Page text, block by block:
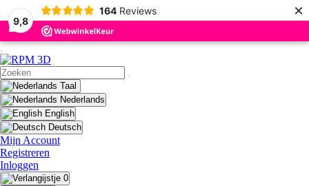
9,8
164 Reviews ×
Taal
Nederlands
English
Deutsch
Mijn Account
Registreren
Inloggen
0